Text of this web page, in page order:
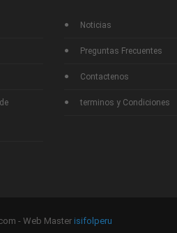
Noticias
Preguntas Frecuentes
Contactenos
terminos y Condiciones
- Web Master isifolperu